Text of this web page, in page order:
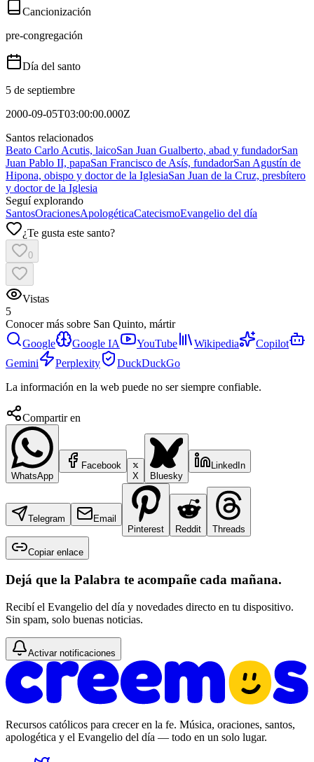
Cancionización
pre-congregación
Día del santo
5 de septiembre
2000-09-05T03:00:00.000Z
Santos relacionados
Beato Carlo Acutis, laicoSan Juan Gualberto, abad y fundadorSan
Juan Pablo II, papaSan Francisco de Asís, fundadorSan Agustín de
Hipona, obispo y doctor de la IglesiaSan Juan de la Cruz, presbítero
y doctor de la Iglesia
Seguí explorando
SantosOracionesApologéticaCatecismoEvangelio del día
¿Te gusta este santo?
0
Vistas
5
Conocer más sobre San Quinto, mártir
Google
Google IA YouTube Wikipedia
Copilot
Gemini
Perplexity
DuckDuckGo
La información en la web puede no ser siempre confiable.
Compartir en
WhatsApp
Facebook
X
Bluesky
LinkedIn
Telegram
Email
Pinterest
Reddit Threads
Copiar enlace
Dejá que la Palabra te acompañe cada mañana.
Recibí el Evangelio del día y novedades directo en tu dispositivo.
Sin spam, solo buenas noticias.
Activar notificaciones
Recursos católicos para crecer en la fe. Música, oraciones, santos,
apologética y el Evangelio del día — todo en un solo lugar.